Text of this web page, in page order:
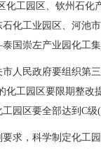
工园区、钦州石化
化工业园区、河池
国崇左产业园化工
市人民政府要组织第
工园区要限期整改
园区要全部达到C
求，科学制定化工